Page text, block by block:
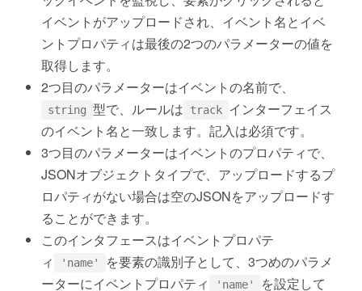
イベントがアップロードされ、イベント名とイベ
ントプロパティは最後の2つのパラメーターの値を
取得します。
2つ目のパラメーターはイベントの名前で、
string 型で、ルールは track インターフェイス
のイベント名と一致します。記入は必須です。
3つ目のパラメーターはイベントのプロパティで、
JSONオブジェクトタイプで、アップロードするプ
ロパティがない場合は空のJSONをアップロードす
ることができます。
このインタフェースはイベントプロパテ
ィ
'name'
を要素の識別子として、3つめのパラメ
ーターにイベントプロパティ
'name' を設定して